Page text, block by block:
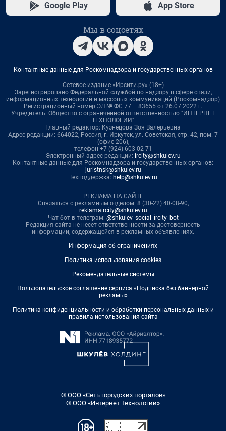
Google Play App Store
Мы в соцсетях
Контактные данные для Роскомнадзора и государственных органов
Сетевое издание «Ирсити.ру» (18+)
Зарегистрировано Федеральной службой по надзору в сфере связи,
информационных технологий и массовых коммуникаций (Роскомнадзор)
Регистрационный номер ЭЛ № ФС 77 – 83655 от 26.07.2022 г.
Учредитель: Общество с ограниченной ответственностью "ИНТЕРНЕТ
ТЕХНОЛОГИИ"
Главный редактор: Кузнецова Зоя Валерьевна
Адрес редакции: 664022, Россия, г. Иркутск, ул. Советская, стр. 42, пом. 7
(офис 206),
телефон +7 (924) 603 02 71
Электронный адрес редакции: ircity@shkulev.ru
Контактные данные для Роскомнадзора и государственных органов:
juristnsk@shkulev.ru
Техподдержка: help@shkulev.ru
РЕКЛАМА НА САЙТЕ
Связаться с рекламным отделом: 8 (30-22) 40-08-90,
reklamaircity@shkulev.ru
Чат-бот в телеграм: @shkulev_social_ircity_bot
Редакция сайта не несет ответственности за достоверность
информации, содержащейся в рекламных объявлениях.
Информация об ограничениях
Политика использования cookies
Рекомендательные системы
Пользовательское соглашение сервиса «Подписка без баннерной
рекламы»
Политика конфиденциальности и обработки персональных данных и
правила использования сайта
© ООО «Сеть городских порталов»
© ООО «Интернет Технологии»